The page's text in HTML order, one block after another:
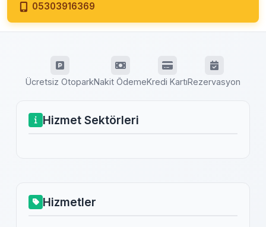
05303916369
Ücretsiz OtoparkNakit ÖdemeKredi KartıRezervasyon
Hizmet Sektörleri
Hizmetler